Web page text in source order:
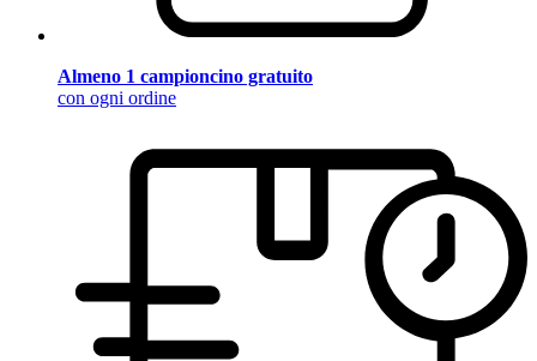
Almeno 1 campioncino gratuito
con ogni ordine